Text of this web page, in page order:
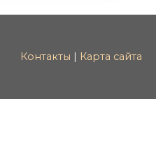
Контакты | Карта сайта